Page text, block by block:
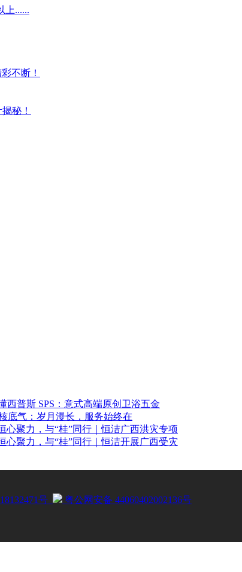
上......
不断！
秘！
西普斯 SPS：意式高端原创卫浴五金
底气：岁月漫长，服务始终在
心聚力，与“桂”同行｜恒洁广西洪灾专项
心聚力，与“桂”同行｜恒洁开展广西受灾
号
粤公网安备 44060402002136号